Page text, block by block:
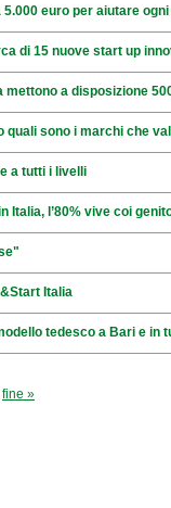
euro per aiutare
di 15 nuove start up
a disposizione
quali sono i marchi che
a tutti i livelli
Italia, l’80% vive coi
Italia
tedesco a Bari e in
fine »